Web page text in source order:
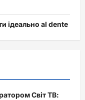
ідеально al dente
Світ ТВ: